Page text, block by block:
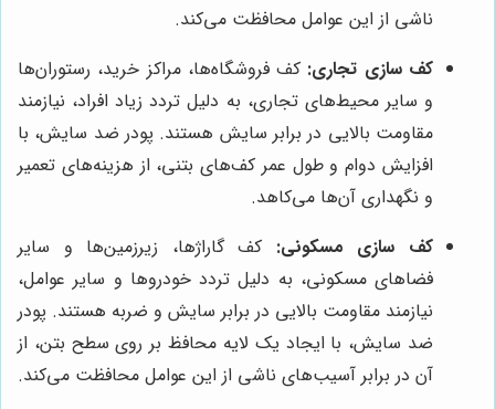
ناشی از این عوامل محافظت می‌کند.
کف سازی تجاری: کف فروشگاه‌ها، مراکز خرید، رستوران‌ها
و سایر محیط‌های تجاری، به دلیل تردد زیاد افراد، نیازمند
مقاومت بالایی در برابر سایش هستند. پودر ضد سایش، با
افزایش دوام و طول عمر کف‌های بتنی، از هزینه‌های تعمیر
و نگهداری آن‌ها می‌کاهد.
کف سازی مسکونی: کف گاراژها، زیرزمین‌ها و سایر
فضاهای مسکونی، به دلیل تردد خودروها و سایر عوامل،
نیازمند مقاومت بالایی در برابر سایش و ضربه هستند. پودر
ضد سایش، با ایجاد یک لایه محافظ بر روی سطح بتن، از
آن در برابر آسیب‌های ناشی از این عوامل محافظت می‌کند.